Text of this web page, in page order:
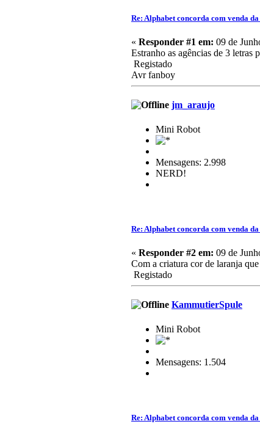
Re: Alphabet concorda com venda
« Responder #1 em: 09 de
Estranho as agências de 3
Registado
Avr fanboy
jm_araujo
Mini Robot
Mensagens: 2.998
NERD!
Re: Alphabet concorda com venda
« Responder #2 em: 09 de
Com a criatura cor de laranja
Registado
KammutierSpule
Mini Robot
Mensagens: 1.504
Re: Alphabet concorda com venda